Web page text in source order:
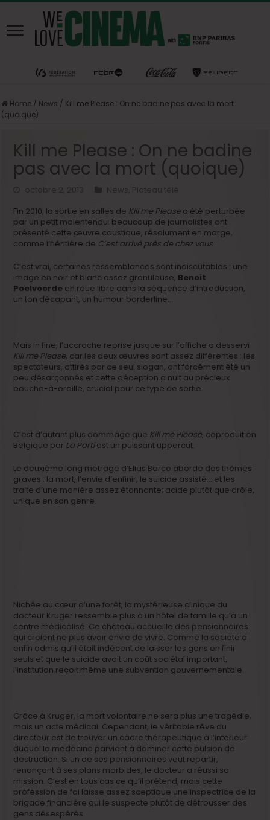
Home / News / Kill me Please : On ne badine pas avec la mort
(quoique)
Kill me Please : On ne badine
pas avec la mort (quoique)
News
Plateau télé
Fin 2010, la sortie en salles de Kill me Please a été perturbée
par un petit malentendu: beaucoup de journalistes ont
présenté cette œuvre caustique, résolument en marge,
comme l’héritière de C’est arrivé près de chez vous.
C’est vrai, certaines ressemblances sont indiscutables : une
image en noir et blanc assez granuleuse, Benoit
Poelvoorde en roue libre dans la séquence d’introduction,
un ton décapant, un humour borderline…
Mais in fine, l’accroche reprise jusque sur l’affiche a desservi
Kill me Please, car les deux œuvres sont assez différentes : les
spectateurs, attirés par ce seul slogan, ont forcément été un
peu désarçonnés et cette déception a nuit au précieux
bouche-à-oreille, crucial pour ce type de sortie.
C’est d’autant plus dommage que Kill me Please, coproduit en
Belgique par La Partiest un puissant uppercut.
Le deuxième long métrage d’Elias Barco aborde des thèmes
graves : la mort, l’envie d’enfinir, le suicide assisté… et les
traite d’une manière assez étonnante; acide plutôt que drôle,
unique en son genre.
Nichée au cœur d’une forêt, la mystérieuse clinique du
docteur Kruger ressemble plus à un hôtel de famille qu’à un
centre médicalisé. Ce château accueille des pensionnaires
qui croient ne plus avoir envie de vivre. Comme la société a
enfin admis qu’il était indécent de laisser les gens en finir
seuls et que le suicide avait un coût sociétal important,
l’institution reçoit même une subvention gouvernementale.
Grâce à Kruger, la mort volontaire ne sera plus une tragédie,
mais un acte médical. Cependant, le véritable rêve du
directeur est de trouver un cadre thérapeutique à l’intérieur
duquel la médecine parvient à dominer cette pulsion de
destruction. Si un de ses pensionnaires veut repartir,
renonçant à ses plans morbides, le docteur a réussi sa
mission. C’est en tous cas ce qu’il prétend, mais cette
profession de foi laisse assez sceptique une inspectrice de la
brigade financière qui le suspecte plutôt de détrousser des
gens désespérés.